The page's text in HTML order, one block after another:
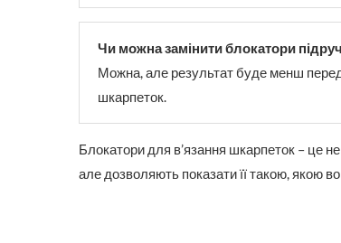
Чи можна замінити блокатори
Можна, але результат буде менш
шкарпеток.
Блокатори для в’язання шкарпеток – це не
але дозволяють показати її такою, якою